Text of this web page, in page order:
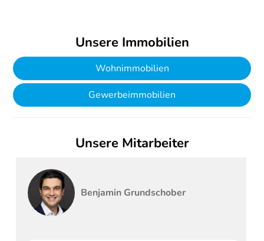
Unsere Immobilien
Wohnimmobilien
Gewerbeimmobilien
Unsere Mitarbeiter
Benjamin Grundschober